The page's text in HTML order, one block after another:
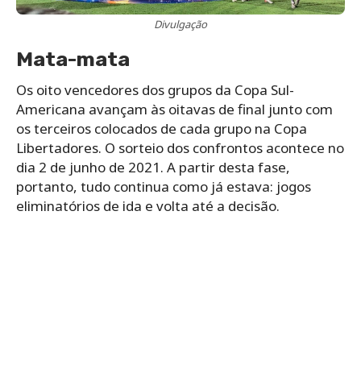
Divulgação
Mata-mata
Os oito vencedores dos grupos da Copa Sul-
Americana avançam às oitavas de final junto com
os terceiros colocados de cada grupo na Copa
Libertadores. O sorteio dos confrontos acontece no
dia 2 de junho de 2021. A partir desta fase,
portanto, tudo continua como já estava: jogos
eliminatórios de ida e volta até a decisão.